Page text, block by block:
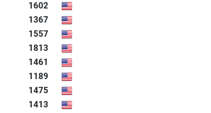
1602
1367
1557
1813
1461
1189
1475
1413